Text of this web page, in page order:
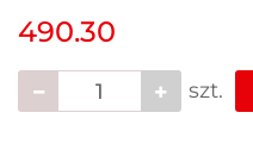
490.30
szt.